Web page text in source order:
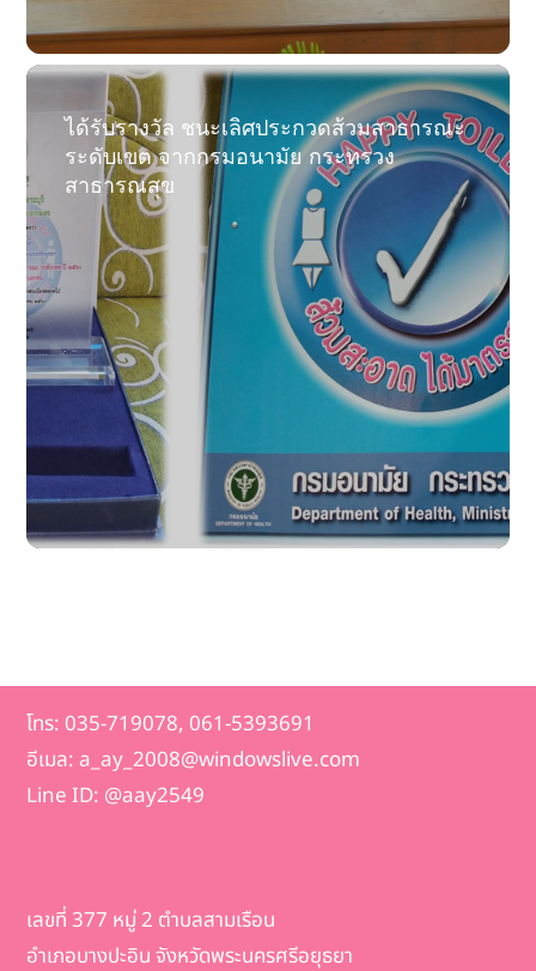
ได้รับรางวัล ชนะเลิศประกวดส้วมสาธารณะ
ระดับเขต จากกรมอนามัย กระทรวง
สาธารณสุข
โทร: 035-719078, 061-5393691
อีเมล: a_ay_2008@windowslive.com
Line ID: @aay2549
เลขที่ 377 หมู่ 2 ตำบลสามเรือน
อำเภอบางปะอิน จังหวัดพระนครศรีอยุธยา